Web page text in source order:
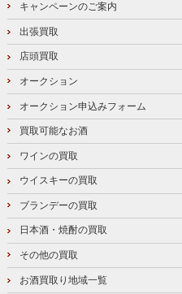
キャンペーンのご案内
出張買取
店頭買取
オークション
オークション申込みフォーム
買取可能なお酒
ワインの買取
ウイスキーの買取
ブランデーの買取
日本酒・焼酎の買取
その他の買取
お酒買取り地域一覧